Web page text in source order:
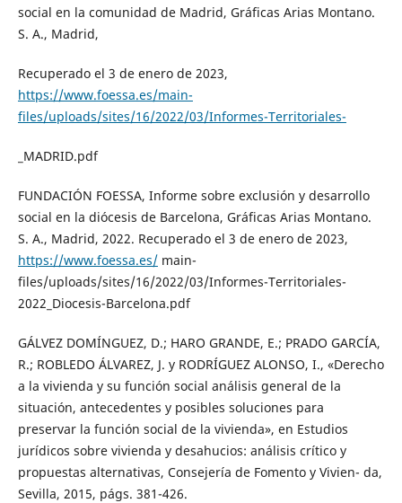
social en la comunidad de Madrid, Gráficas Arias Montano.
S. A., Madrid,
Recuperado el 3 de enero de 2023,
https://www.foessa.es/main-
files/uploads/sites/16/2022/03/Informes-Territoriales-
_MADRID.pdf
FUNDACIÓN FOESSA, Informe sobre exclusión y desarrollo
social en la diócesis de Barcelona, Gráficas Arias Montano.
S. A., Madrid, 2022. Recuperado el 3 de enero de 2023,
https://www.foessa.es/main-
files/uploads/sites/16/2022/03/Informes-Territoriales-
2022_Diocesis-Barcelona.pdf
GÁLVEZ DOMÍNGUEZ, D.; HARO GRANDE, E.; PRADO GARCÍA,
R.; ROBLEDO ÁLVAREZ, J. y RODRÍGUEZ ALONSO, I., «Derecho
a la vivienda y su función social análisis general de la
situación, antecedentes y posibles soluciones para
preservar la función social de la vivienda», en Estudios
jurídicos sobre vivienda y desahucios: análisis crítico y
propuestas alternativas, Consejería de Fomento y Vivien- da,
Sevilla, 2015, págs. 381-426.